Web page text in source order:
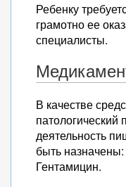
Ребенку
грамотно ее
специалисты.
В качестве
деятельность
быть
Гентамицин.